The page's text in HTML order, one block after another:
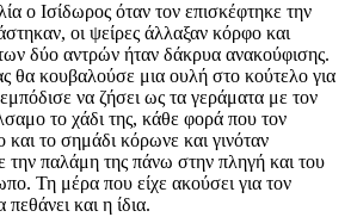
ο Ισίδωρος όταν τον επισκέφτηκε την
οι ψείρες άλλαξαν κόρφο και
δύο αντρών ήταν δάκρυα ανακούφισης.
θα κουβαλούσε μια ουλή στο κούτελο για
να ζήσει ως τα γεράματα με τον
το χάδι της, κάθε φορά που τον
το σημάδι κόρωνε και γινόταν
την παλάμη της πάνω στην πληγή και του
Τη μέρα που είχε ακούσει για τον
και η ίδια.